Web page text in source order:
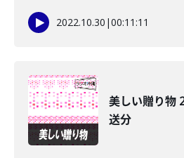
2022.10.30 |00:11:11
美しい贈り物
送分